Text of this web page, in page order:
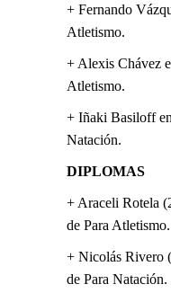
+ Fernando
Atletismo.
+ Alexis Chávez
Atletismo.
+ Iñaki Basiloff
Natación.
DIPLOMAS
+ Araceli Rotela
de Para Atletismo.
+ Nicolás Rivero
de Para Natación.